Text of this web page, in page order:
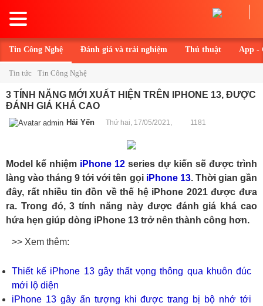
Toggle
navigation
Tin Công Nghệ Đánh giá và trải nghiệm Thủ thuật App -
Tin tức Tin Công Nghệ
3 TÍNH NĂNG MỚI XUẤT HIỆN TRÊN IPHONE 13, ĐƯỢC
ĐÁNH GIÁ KHÁ CAO
Hải Yến Thứ hai, 17/05/2021, 1181
Model kế nhiệm iPhone 12 series dự kiến sẽ được trình
làng vào tháng 9 tới với tên gọi iPhone 13. Thời gian gần
đây, rất nhiều tin đồn về thế hệ iPhone 2021 được đưa
ra. Trong đó, 3 tính năng này được đánh giá khá cao
hứa hẹn giúp dòng iPhone 13 trở nên thành công hơn.
>> Xem thêm:
Thiết kế iPhone 13 gây thất vọng thông qua khuôn đúc
mới lộ diện
iPhone 13 gây ấn tượng khi được trang bị bộ nhớ tới